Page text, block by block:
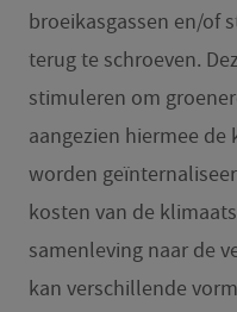
broeikasgassen en/of
terug te schroeven.
stimuleren om
aangezien hiermee
worden
kosten van de
samenleving naar de
kan verschillende